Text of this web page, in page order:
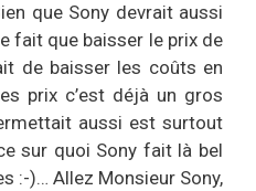
que Sony devrait aussi
fait que baisser le prix de
de baisser les coûts en
prix c’est déjà un gros
aussi est surtout
sur quoi Sony fait là bel
:-)… Allez Monsieur Sony,